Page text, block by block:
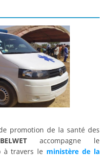
promotion de la santé des
BELWETaccompagne le
à travers le ministère de la